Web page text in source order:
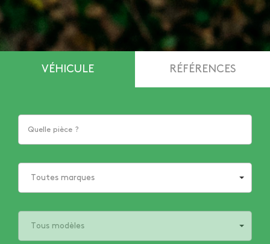
VÉHICULE RÉFÉRENCES
Toutes marques
Tous modèles